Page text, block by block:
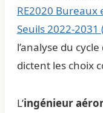
RE2020 Bureaux
Seuils 2022-2031
l’analyse du
dictent les choix
L’ingénieur